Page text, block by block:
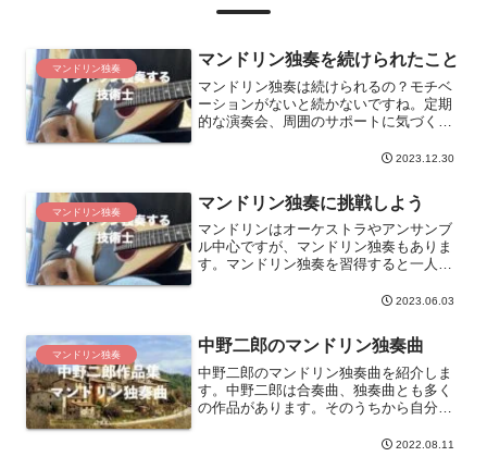
マンドリン独奏 マンドリン独奏を続けられたこと
マンドリン独奏は続けられるの？モチベ
ーションがないと続かないですね。定期
的な演奏会、周囲のサポートに気づくこ
ションが発揮されます。モチベーション
2023.12.30
マンドリン独奏 マンドリン独奏に挑戦しよう
マンドリンはオーケストラやアンサンブ
ル中心ですが、マンドリン独奏もありま
す。マンドリン独奏を習得すると一人で
はデュオ奏法を練習するとできます。デ
弾けるようになりましょう。
2023.06.03
マンドリン独奏 中野二郎のマンドリン独奏曲
中野二郎のマンドリン独奏曲を紹介しま
す。中野二郎は合奏曲、独奏曲とも多く
の作品があります。そのうちから自分が
の幻想曲」「セレナータ」「旅愁による
2022.08.11